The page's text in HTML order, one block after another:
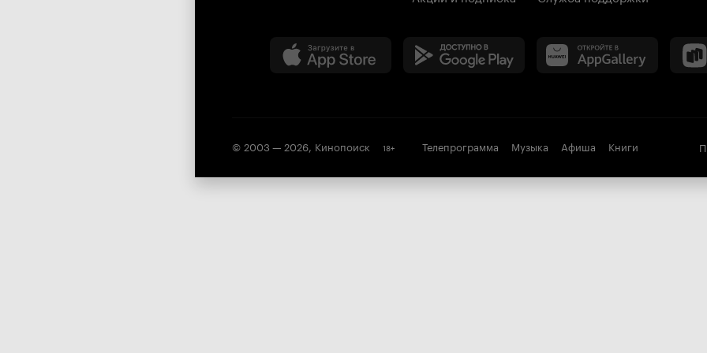
© 2003 — 2026, Кинопоиск 18+ Телепрограмма Музыка Афиша Книги